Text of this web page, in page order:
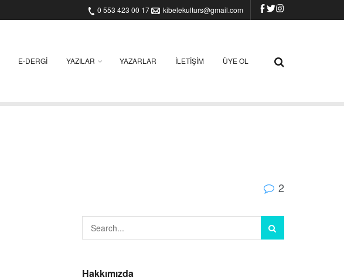
0 553 423 00 17 kibelekulturs@gmail.com
E-DERGI YAZILAR YAZARLAR İLETIŞIM ÜYE OL
2
Hakkımızda